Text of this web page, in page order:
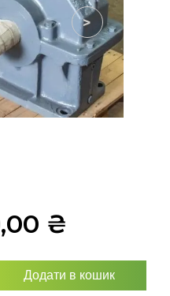
>
₴
Додати в кошик